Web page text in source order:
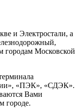
и Электростали, а
городам Московской
«ПЭК», «СДЭК».
Вами
городе.